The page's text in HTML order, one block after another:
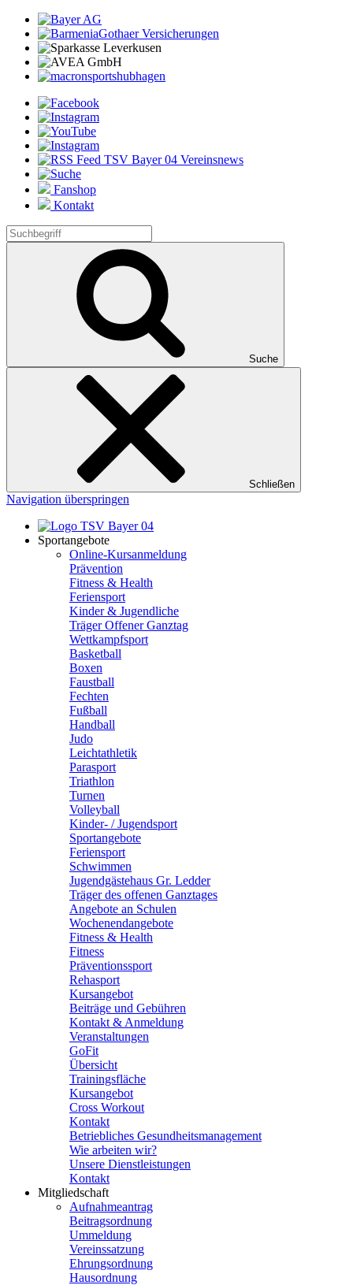
Fanshop
Kontakt
Suche
Schließen
Navigation überspringen
Sportangebote
Online-Kursanmeldung
Prävention
Fitness & Health
Feriensport
Kinder & Jugendliche
Träger Offener Ganztag
Wettkampfsport
Basketball
Boxen
Faustball
Fechten
Fußball
Handball
Judo
Leichtathletik
Parasport
Triathlon
Turnen
Volleyball
Kinder- / Jugendsport
Sportangebote
Feriensport
Schwimmen
Jugendgästehaus Gr. Ledder
Träger des offenen Ganztages
Angebote an Schulen
Wochenendangebote
Fitness & Health
Fitness
Präventionssport
Rehasport
Kursangebot
Beiträge und Gebühren
Kontakt & Anmeldung
Veranstaltungen
GoFit
Übersicht
Trainingsfläche
Kursangebot
Cross Workout
Kontakt
Betriebliches Gesundheitsmanagement
Wie arbeiten wir?
Unsere Dienstleistungen
Kontakt
Mitgliedschaft
Aufnahmeantrag
Beitragsordnung
Ummeldung
Vereinssatzung
Ehrungsordnung
Hausordnung